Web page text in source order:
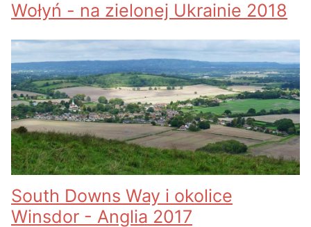
Wołyń - na zielonej Ukrainie 2018
South Downs Way i okolice
Winsdor - Anglia 2017